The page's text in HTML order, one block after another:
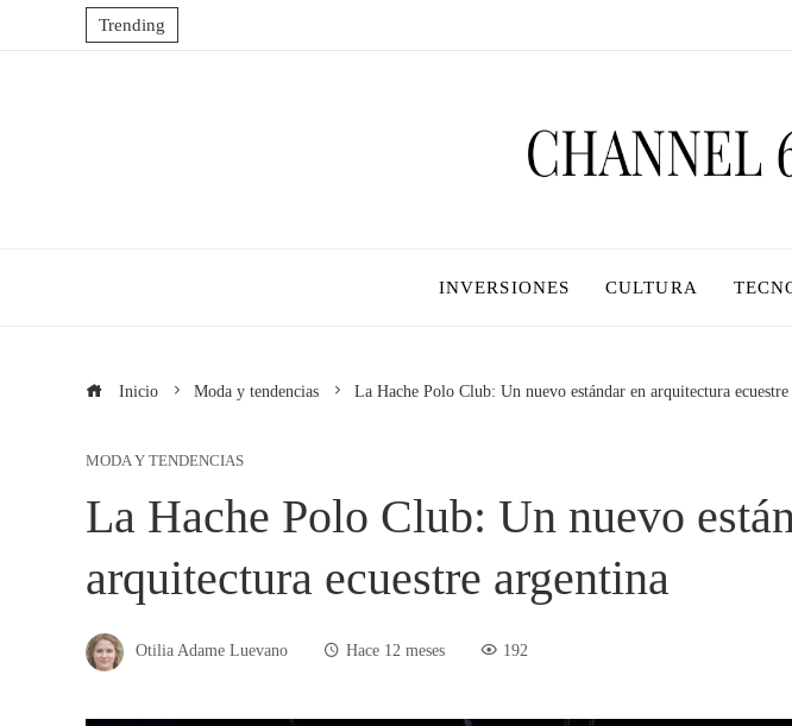
Trending
INVERSIONES CULTURA
Inicio Moda y tendencias La Hache Polo Club: Un nuevo estándar en arquitectura
MODA Y TENDENCIAS
La Hache Polo Club: Un nuevo
arquitectura ecuestre argentina
Otilia Adame Luevano Hace 12 meses 192